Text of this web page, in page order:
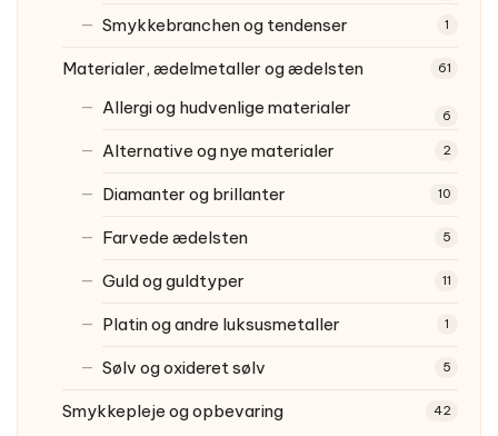
Smykkebranchen og tendenser 1
Materialer, ædelmetaller og ædelsten 61
Allergi og hudvenlige materialer 6
Alternative og nye materialer 2
Diamanter og brillanter 10
Farvede ædelsten 5
Guld og guldtyper 11
Platin og andre luksusmetaller 1
Sølv og oxideret sølv 5
Smykkepleje og opbevaring 42